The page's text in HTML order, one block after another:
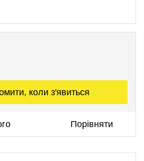
коли з'явиться
Порівняти